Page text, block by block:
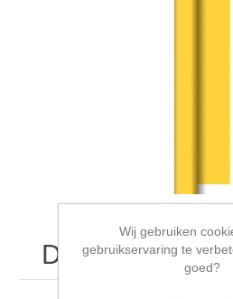
Dunicelrol 1.18
Wij gebruiken
gebruikservaring te
goed?